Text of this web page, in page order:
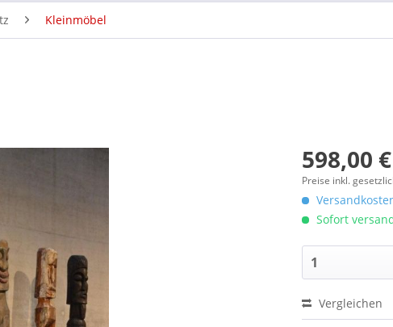
Kleinmöbel
598,00
Preise inkl.
Sofort
Vergleichen